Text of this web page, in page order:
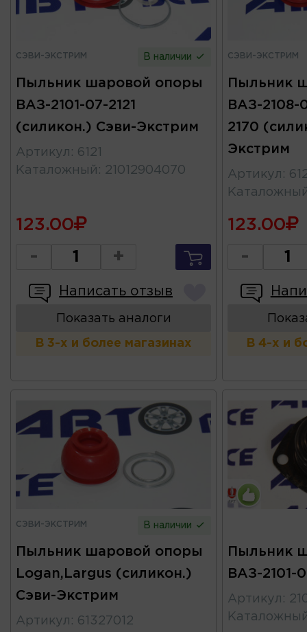
СЭВИ-ЭКСТРИМ В наличии
Пыльник шаровой опоры
ВАЗ-2101-07-2121
(силикон.) Сэви-Экстрим
Артикул : 6121
Каталожный : 21012904070
123.00
- +
Написать отзыв
Показать аналоги
В 3-х и более магазинах
СЭВИ-ЭКСТРИМ
Пыльник
ВАЗ-2108-
2170
Экстрим
Артикул :
123.00
-
В 4-х и
СЭВИ-ЭКСТРИМ В наличии
Пыльник шаровой опоры
Logan,Largus (силикон.)
Сэви-Экстрим
Артикул : 61327012
Пыльник
ВАЗ-2101-
Артикул :